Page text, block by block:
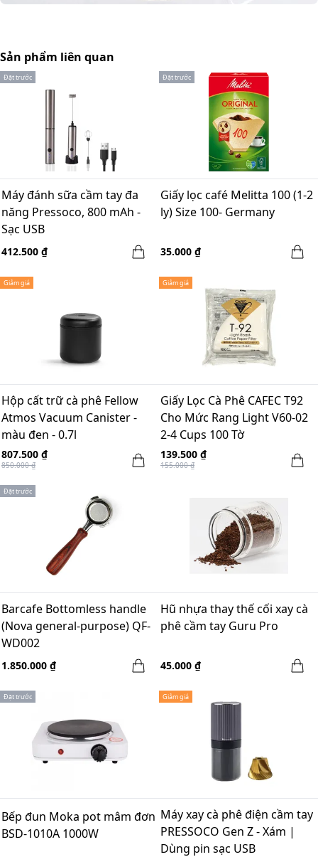
Sản phẩm liên quan
Đặt trước
Máy đánh sữa cầm tay đa
năng Pressoco, 800 mAh -
Sạc USB
412.500 ₫
Đặt trước
Giấy lọc café Melitta 100 (1-2
ly) Size 100- Germany
35.000 ₫
Giảm giá
Hộp cất trữ cà phê Fellow
Atmos Vacuum Canister -
màu đen - 0.7l
807.500 ₫
850.000 ₫
Giảm giá
Giấy Lọc Cà Phê CAFEC T92
Cho Mức Rang Light V60-02
2-4 Cups 100 Tờ
139.500 ₫
155.000 ₫
Đặt trước
Barcafe Bottomless handle
(Nova general-purpose) QF-
WD002
1.850.000 ₫
Hũ nhựa thay thế cối xay cà
phê cầm tay Guru Pro
45.000 ₫
Đặt trước
Bếp đun Moka pot mâm đơn
BSD-1010A 1000W
Giảm giá
Máy xay cà phê điện cầm tay
PRESSOCO Gen Z - Xám |
Dùng pin sạc USB